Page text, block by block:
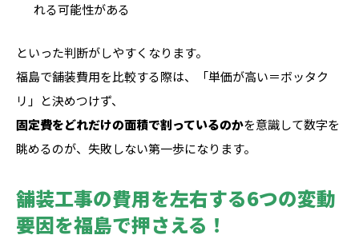
れる可能性がある
といった判断がしやすくなります。
福島で舗装費用を比較する際は、「単価が高い＝ボッタク
リ」と決めつけず、
固定費をどれだけの面積で割っているのかを意識して数字を
眺めるのが、失敗しない第一歩になります。
舗装工事の費用を左右する6つの変動
要因を福島で押さえる！